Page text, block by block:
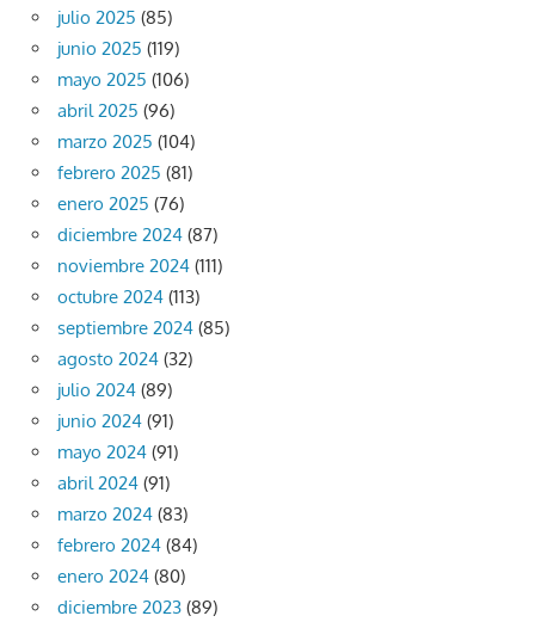
julio 2025 (85)
junio 2025 (119)
mayo 2025 (106)
abril 2025 (96)
marzo 2025 (104)
febrero 2025 (81)
enero 2025 (76)
diciembre 2024 (87)
noviembre 2024 (111)
octubre 2024 (113)
septiembre 2024 (85)
agosto 2024 (32)
julio 2024 (89)
junio 2024 (91)
mayo 2024 (91)
abril 2024 (91)
marzo 2024 (83)
febrero 2024 (84)
enero 2024 (80)
diciembre 2023 (89)